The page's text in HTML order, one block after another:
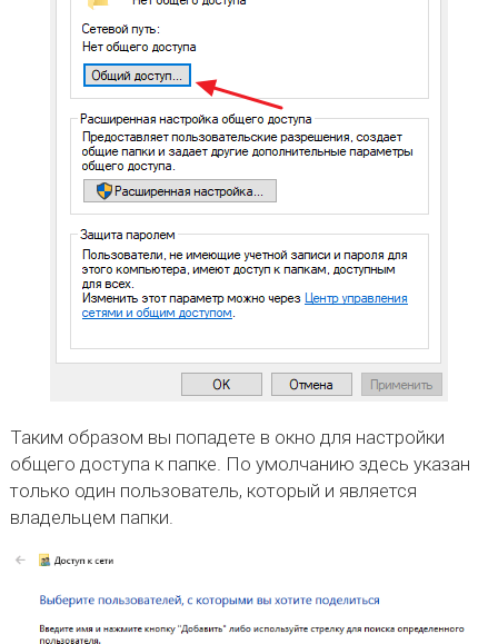
Таким образом вы попадете в окно для настройки
общего доступа к папке. По умолчанию здесь указан
только один пользователь, который и является
владельцем папки.